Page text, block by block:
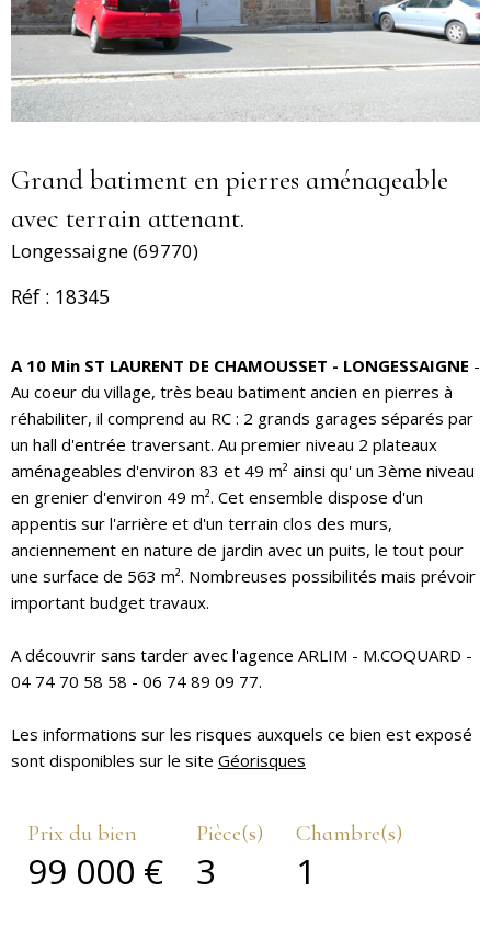
Grand batiment en pierres aménageable
avec terrain attenant.
Longessaigne (69770)
Réf : 18345
A 10 Min ST LAURENT DE CHAMOUSSET - LONGESSAIGNE -
Au coeur du village, très beau batiment ancien en pierres à
réhabiliter, il comprend au RC : 2 grands garages séparés par
un hall d'entrée traversant. Au premier niveau 2 plateaux
aménageables d'environ 83 et 49 m² ainsi qu' un 3ème niveau
en grenier d'environ 49 m². Cet ensemble dispose d'un
appentis sur l'arrière et d'un terrain clos des murs,
anciennement en nature de jardin avec un puits, le tout pour
une surface de 563 m². Nombreuses possibilités mais prévoir
important budget travaux.
A découvrir sans tarder avec l'agence ARLIM - M.COQUARD -
04 74 70 58 58 - 06 74 89 09 77.
Les informations sur les risques auxquels ce bien est exposé
sont disponibles sur le site Géorisques
Prix du bien
99 000 €
Pièce(s)
3
Chambre(s)
1